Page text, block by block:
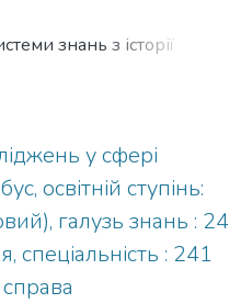
знань з історії
кінця ХІХ – першої
у цій царині
у сфері
освітній ступінь:
галузь знань : 24
спеціальність : 241